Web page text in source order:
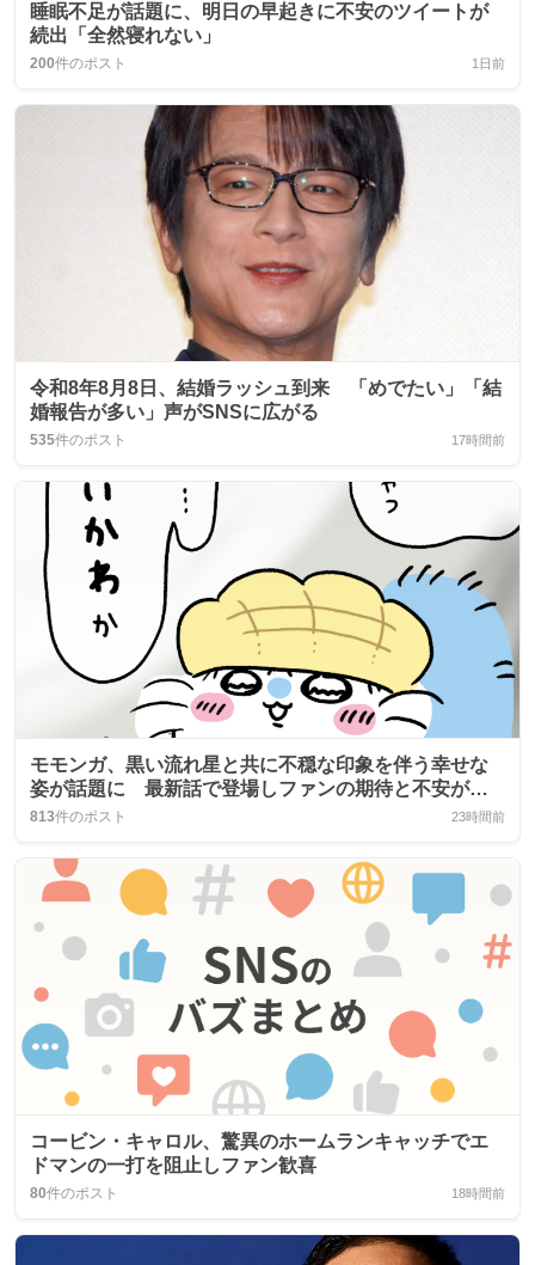
睡眠不足が話題に、明日の早起きに不安のツイートが
続出「全然寝れない」
200件のポスト 1日前
令和8年8月8日、結婚ラッシュ到来 「めでたい」「結
婚報告が多い」声がSNSに広がる
535件のポスト 17時間前
モモンガ、黒い流れ星と共に不穏な印象を伴う幸せな
姿が話題に 最新話で登場しファンの期待と不安が交
錯
813件のポスト 23時間前
コービン・キャロル、驚異のホームランキャッチでエ
ドマンの一打を阻止しファン歓喜
80件のポスト 18時間前